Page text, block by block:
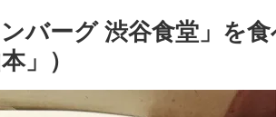
ンバーグ 渋谷食堂」を
」）